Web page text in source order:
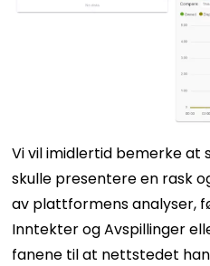
Vi vil imidlertid bemerke at
skulle presentere en rask
av plattformens analyser,
Inntekter og Avspillinger
fanene til at nettstedet